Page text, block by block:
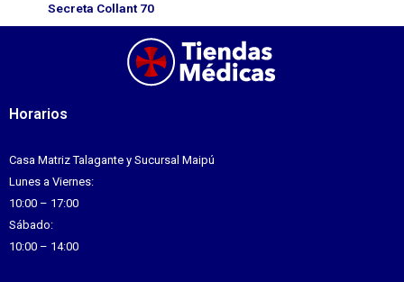
Secreta Collant 70
Horarios
Casa Matriz Talagante y Sucursal Maipú
Lunes a Viernes:
10:00 – 17:00
Sábado:
10:00 – 14:00